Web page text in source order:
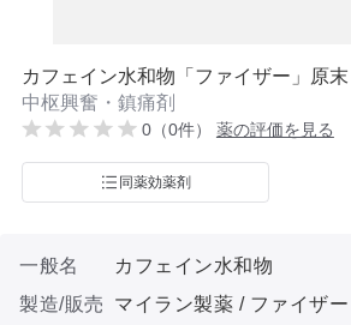
カフェイン水和物「ファイザー」原末
中枢興奮・鎮痛剤
0（0件） 薬の評価を見る
同薬効薬剤
一般名
カフェイン水和物
製造/販売
マイラン製薬 / ファイザー